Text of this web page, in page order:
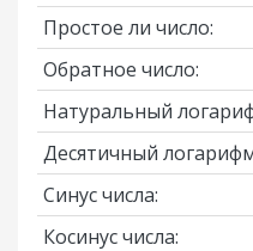
Простое ли число:
Обратное число:
Натуральный
Десятичный
Синус числа:
Косинус числа: